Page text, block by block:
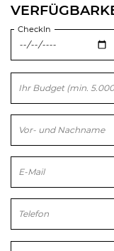
CheckIn
Bitte lasse dieses Feld